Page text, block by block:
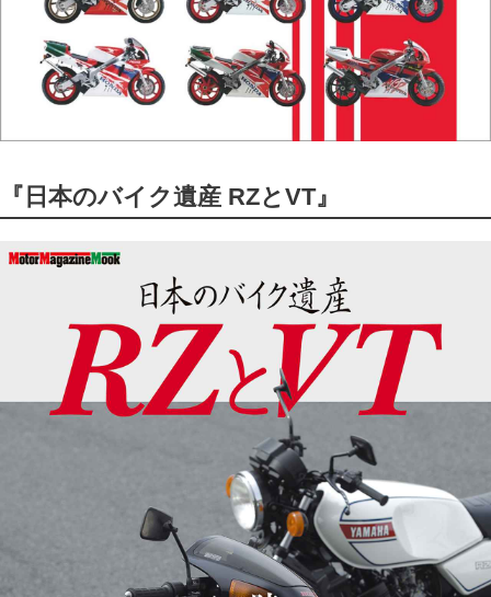
『日本のバイク遺産 RZとVT』